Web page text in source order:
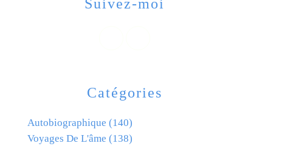
Catégories
Autobiographique (140)
Voyages De L'âme (138)
Suivez-moi